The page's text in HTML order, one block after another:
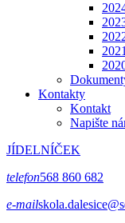
Kontakty
Kontakt
Napište
JÍDELNÍČEK
telefon568 860 682
e-mail